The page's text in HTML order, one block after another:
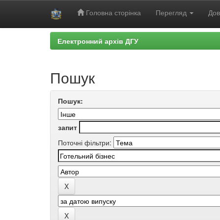
Головна сторінка Перегляд
Електронний архів ДГУ
Пошук
Пошук:
запит
Поточні фільтри: